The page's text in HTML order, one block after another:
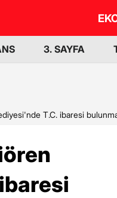
3. SAYFA
T.C. ibaresi